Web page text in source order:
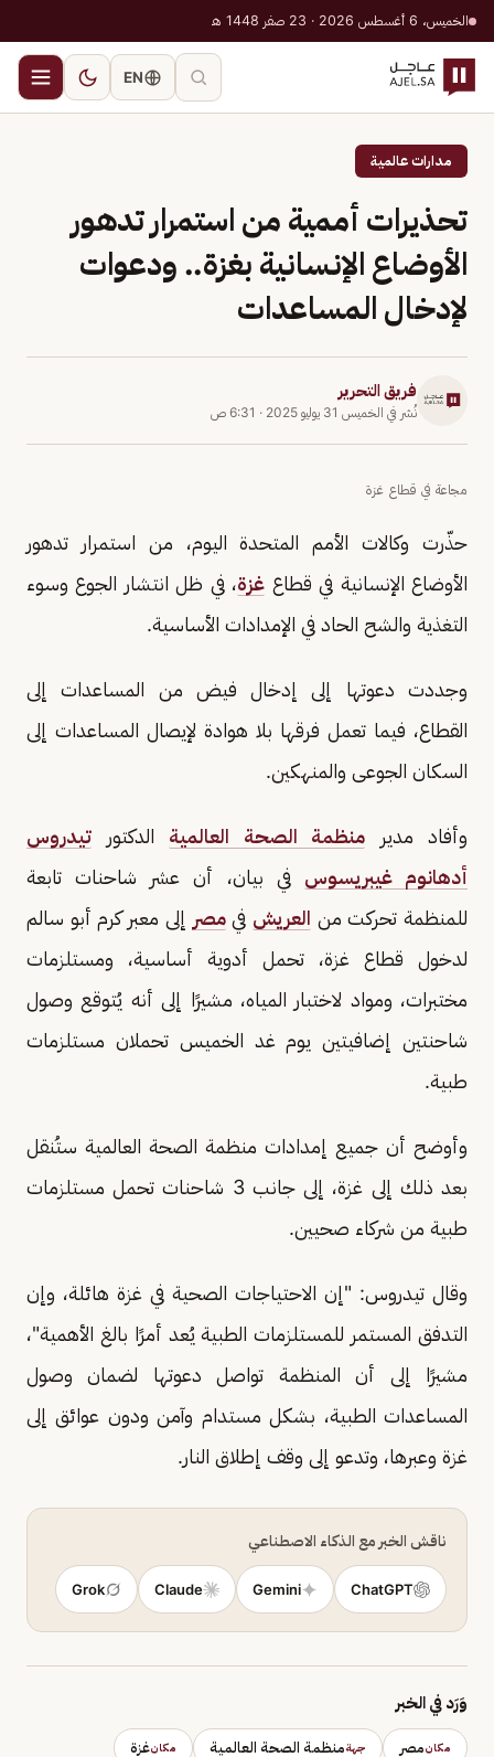
الخميس، 6 أغسطس 2026 · 23 صفر 1448 هـ
EN
مدارات عالمية
تحذيرات أممية من استمرار تدهور
الأوضاع الإنسانية بغزة.. ودعوات
لإدخال المساعدات
فريق التحرير
نُشر في الخميس 31 يوليو 2025 · 6:31 ص
مجاعة في قطاع غزة
حذّرت وكالات الأمم المتحدة اليوم، من استمرار تدهور
الأوضاع الإنسانية في قطاع غزة، في ظل انتشار الجوع وسوء
التغذية والشح الحاد في الإمدادات الأساسية.
وجددت دعوتها إلى إدخال فيض من المساعدات إلى
القطاع، فيما تعمل فرقها بلا هوادة لإيصال المساعدات إلى
السكان الجوعى والمنهكين.
وأفاد مدير منظمة الصحة العالمية الدكتور تيدروس
أدهانوم غيبريسوس في بيان، أن عشر شاحنات تابعة
للمنظمة تحركت من العريش فيمصر إلى معبر كرم أبو سالم
لدخول قطاع غزة، تحمل أدوية أساسية، ومستلزمات
مختبرات، ومواد لاختبار المياه، مشيرًا إلى أنه يُتوقع وصول
شاحنتين إضافيتين يوم غد الخميس تحملان مستلزمات
طبية.
وأوضح أن جميع إمدادات منظمة الصحة العالمية ستُنقل
بعد ذلك إلى غزة، إلى جانب 3 شاحنات تحمل مستلزمات
طبية من شركاء صحيين.
وقال تيدروس: "إن الاحتياجات الصحية في غزة هائلة، وإن
التدفق المستمر للمستلزمات الطبية يُعد أمرًا بالغ الأهمية"،
مشيرًا إلى أن المنظمة تواصل دعوتها لضمان وصول
المساعدات الطبية، بشكل مستدام وآمن ودون عوائق إلى
غزة وعبرها، وتدعو إلى وقف إطلاق النار.
ناقش الخبر مع الذكاء الاصطناعي
ChatGPT
Gemini
Claude
Grok
وَرَد في الخبر
مكانمصر جهةمنظمة الصحة العالمية مكانغزة